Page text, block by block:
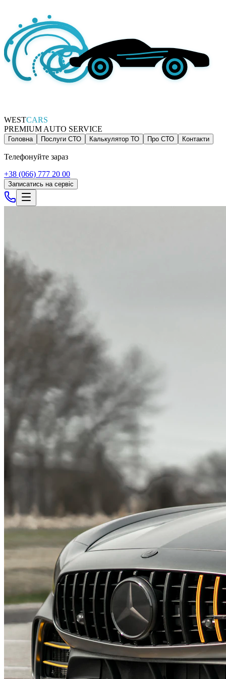
WESTCARS
PREMIUM AUTO SERVICE
Головна Послуги СТО Калькулятор ТО Про СТО Контакти
Телефонуйте зараз
+38 (066) 777 20 00
Записатись на сервіс